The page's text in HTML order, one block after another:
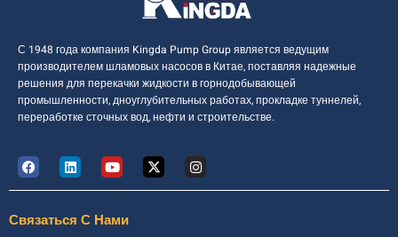
С 1948 года компания Kingda Pump Group является ведущим
производителем шламовых насосов в Китае, поставляя надежные
решения для перекачки жидкости в горнодобывающей
промышленности, дноуглубительных работах, прокладке туннелей,
переработке сточных вод, нефти и строительстве.
Связаться С Нами